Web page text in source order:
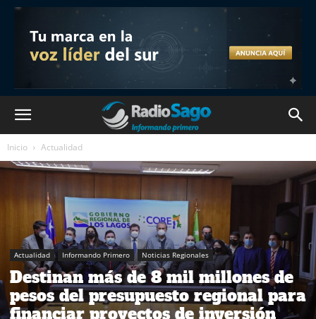
Inicio Actualidad
Actualidad Informando Primero Noticias Regionales
Destinan más de 8 mil millones de
pesos del presupuesto regional para
financiar proyectos de inversión